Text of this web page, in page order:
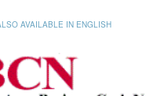
AVAILABLE IN ENGLISH